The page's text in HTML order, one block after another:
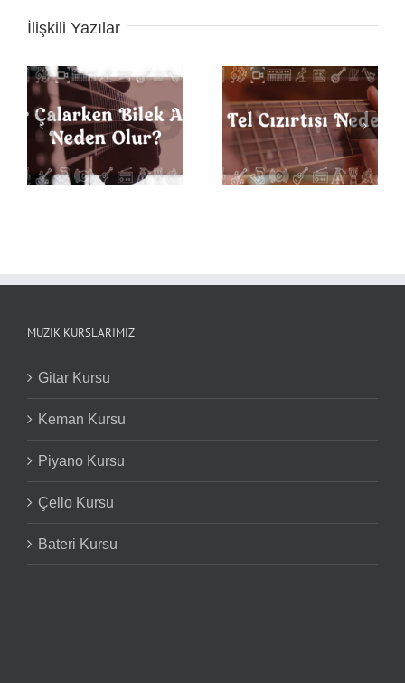
İlişkili Yazılar
Gitarda Tel Cızırtısı
Neden Olur?
Gitarda Doğru Parmak
Pozisyonu Nasıldır?
MÜZIK KURSLARIMIZ
Gitar Kursu
Keman Kursu
Piyano Kursu
Çello Kursu
Bateri Kursu